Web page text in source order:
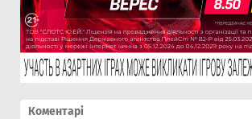
Коментарі